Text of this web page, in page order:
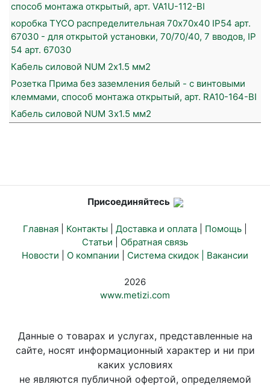
способ монтажа открытый, арт. VA1U-112-BI
коробка TYCO распределительная 70х70х40 IP54 арт.
67030 - для открытой установки, 70/70/40, 7 вводов, IP
54 арт. 67030
Кабель силовой NUM 2х1.5 мм2
Розетка Прима без заземления белый - с винтовыми
клеммами, способ монтажа открытый, арт. RA10-164-BI
Кабель силовой NUM 3х1.5 мм2
Присоединяйтесь
Главная Контакты Доставка и оплата Помощь
Статьи
Обратная связь
Новости
О компании Система скидок | Вакансии
2026
www.metizi.com
Данные о товарах и услугах, представленные на
сайте, носят информационный характер и ни при
каких условиях
не являются публичной офертой, определяемой